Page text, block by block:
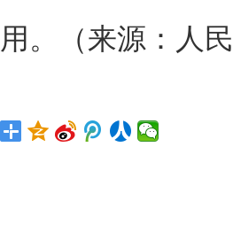
用。（来源：人